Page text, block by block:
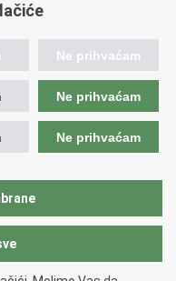
Sljedeća
donijela službenu
o pristupanju OSINT
Ne prihvaćam
Ne prihvaćam
Ne prihvaćam